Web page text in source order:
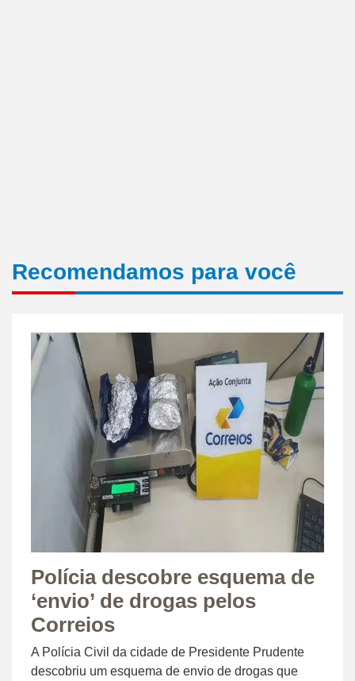
Recomendamos para você
Polícia descobre esquema de
‘envio’ de drogas pelos
Correios
A Polícia Civil da cidade de Presidente Prudente
descobriu um esquema de envio de drogas que